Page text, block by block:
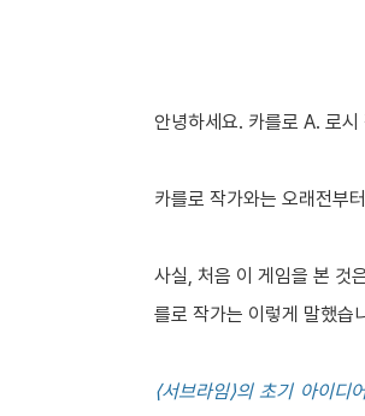
안녕하세요. 카를로 A. 로
카를로 작가와는 오래전부
사실, 처음 이 게임을 본 것
를로 작가는 이렇게 말했습
⟨서브라임⟩의 초기 아이